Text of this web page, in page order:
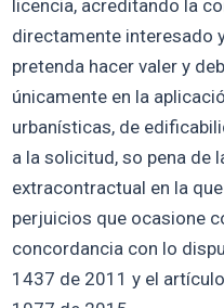
licencia, acreditando la
directamente interesado
pretenda hacer valer y
únicamente en la
urbanísticas, de
a la solicitud, so pena de
extracontractual en la
perjuicios que ocasione
concordancia con lo
1437 de 2011 y el